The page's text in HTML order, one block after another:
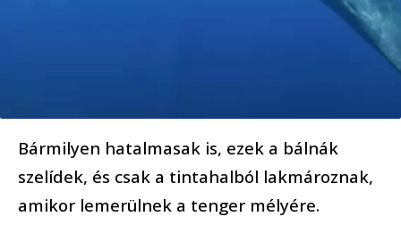
Bármilyen hatalmasak is, ezek a bálnák
szelídek, és csak a tintahalból lakmároznak,
amikor lemerülnek a tenger mélyére.